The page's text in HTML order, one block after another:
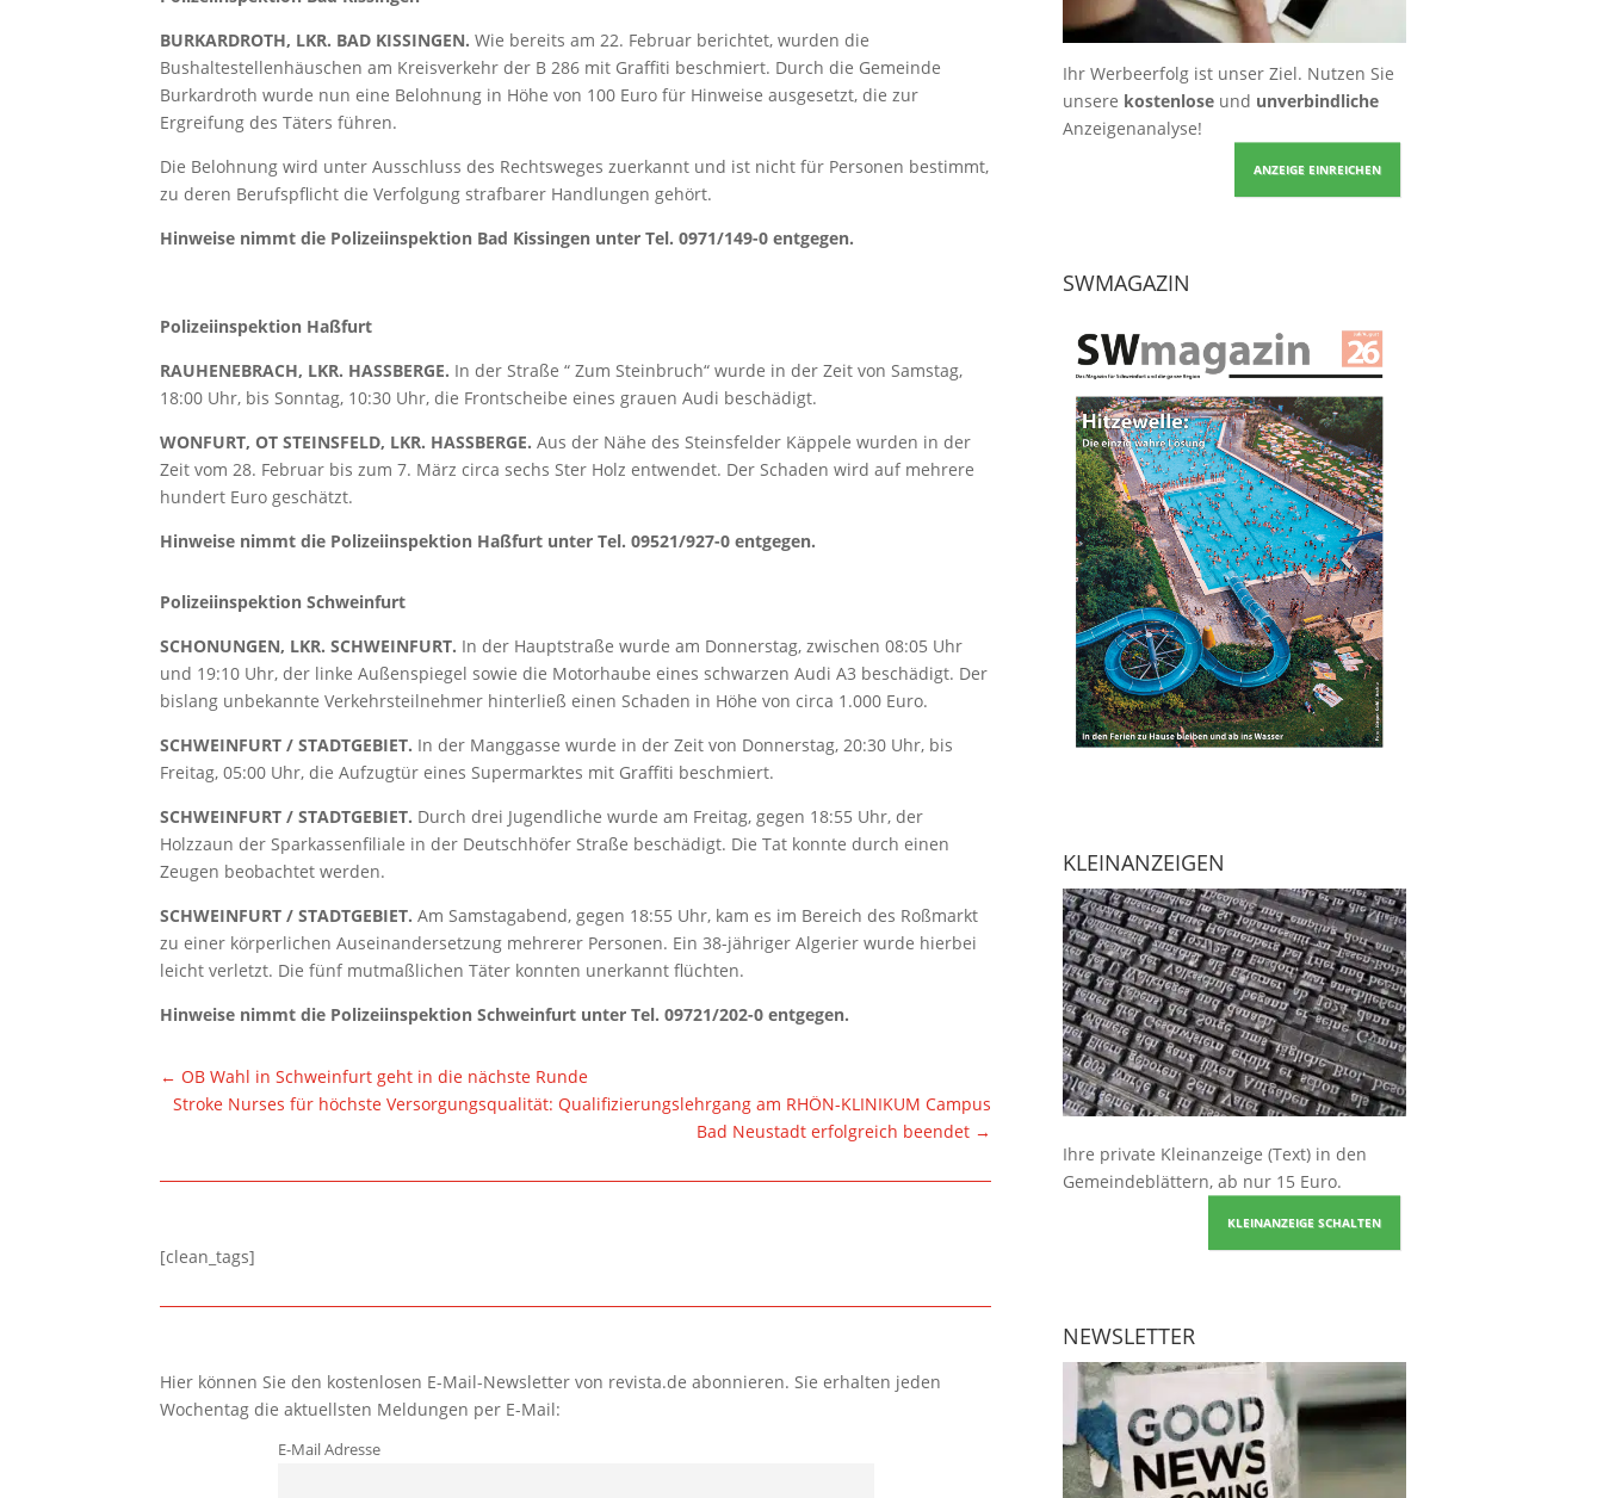
BURKARDROTH, LKR. BAD KISSINGEN.Wie bereits am 22. Februar berichtet, wurden die
Bushaltestellenhäuschen am Kreisverkehr der B 286 mit Graffiti beschmiert. Durch die Gemeinde
Burkardroth wurde nun eine Belohnung in Höhe von 100 Euro für Hinweise ausgesetzt, die zur
Ergreifung des Täters führen.
Die Belohnung wird unter Ausschluss des Rechtsweges zuerkannt und ist nicht für Personen bestimmt,
zu deren Berufspflicht die Verfolgung strafbarer Handlungen gehört.
Hinweise nimmt die Polizeiinspektion Bad Kissingen unter Tel. 0971/149-0 entgegen.
Polizeiinspektion Haßfurt
RAUHENEBRACH, LKR. HASSBERGE. In der Straße “ Zum Steinbruch“ wurde in der Zeit von Samstag,
18:00 Uhr, bis Sonntag, 10:30 Uhr, die Frontscheibe eines grauen Audi beschädigt.
WONFURT, OT STEINSFELD, LKR. HASSBERGE.Aus der Nähe des Steinsfelder Käppele wurden in der
Zeit vom 28. Februar bis zum 7. März circa sechs Ster Holz entwendet. Der Schaden wird auf mehrere
hundert Euro geschätzt.
Hinweise nimmt die Polizeiinspektion Haßfurt unter Tel. 09521/927-0 entgegen.
Polizeiinspektion Schweinfurt
SCHONUNGEN, LKR. SCHWEINFURT. In der Hauptstraße wurde am Donnerstag, zwischen 08:05 Uhr
und 19:10 Uhr, der linke Außenspiegel sowie die Motorhaube eines schwarzen Audi A3 beschädigt. Der
bislang unbekannte Verkehrsteilnehmer hinterließ einen Schaden in Höhe von circa 1.000 Euro.
SCHWEINFURT / STADTGEBIET. In der Manggasse wurde in der Zeit von Donnerstag, 20:30 Uhr, bis
Freitag, 05:00 Uhr, die Aufzugtür eines Supermarktes mit Graffiti beschmiert.
SCHWEINFURT / STADTGEBIET. Durch drei Jugendliche wurde am Freitag, gegen 18:55 Uhr, der
Holzzaun der Sparkassenfiliale in der Deutschhöfer Straße beschädigt. Die Tat konnte durch einen
Zeugen beobachtet werden.
SCHWEINFURT / STADTGEBIET. Am Samstagabend, gegen 18:55 Uhr, kam es im Bereich des Roßmarkt
zu einer körperlichen Auseinandersetzung mehrerer Personen. Ein 38-jähriger Algerier wurde hierbei
leicht verletzt. Die fünf mutmaßlichen Täter konnten unerkannt flüchten.
Hinweise nimmt die Polizeiinspektion Schweinfurt unter Tel. 09721/202-0 entgegen.
←OB Wahl in Schweinfurt geht in die nächste Runde
Stroke Nurses für höchste Versorgungsqualität: Qualifizierungslehrgang am RHÖN-KLINIKUM Campus
Bad Neustadt erfolgreich beendet →
[clean_tags]
Hier können Sie den kostenlosen E-Mail-Newsletter von revista.de abonnieren. Sie erhalten jeden
Wochentag die aktuellsten Meldungen per E-Mail:
E-Mail Adresse
Ihr Werbeerfolg ist unser Ziel. Nutzen Sie
unsere kostenloseund unverbindliche
Anzeigenanalyse!
ANZEIGE EINREICHEN
SWMAGAZIN
KLEINANZEIGEN
Ihre private Kleinanzeige (Text) in den
Gemeindeblättern, ab nur 15 Euro.
KLEINANZEIGE SCHALTEN
NEWSLETTER